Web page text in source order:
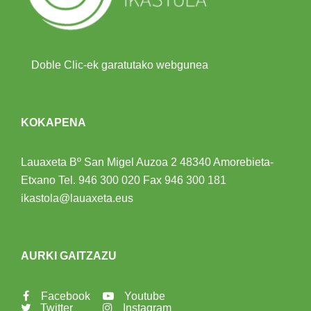
Doble Clic-ek garatutako webgunea
KOKAPENA
Lauaxeta Bº San Migel Auzoa 2 48340 Amorebieta-
Etxano Tel. 946 300 020 Fax 946 300 181
ikastola@lauaxeta.eus
AURKI GAITZAZU
Facebook
Twitter
Youtube
Instagram